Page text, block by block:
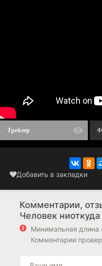
Трейлер
Добавить в закладки
Комментарии,
Человек
Минимальная длина
Комментарии